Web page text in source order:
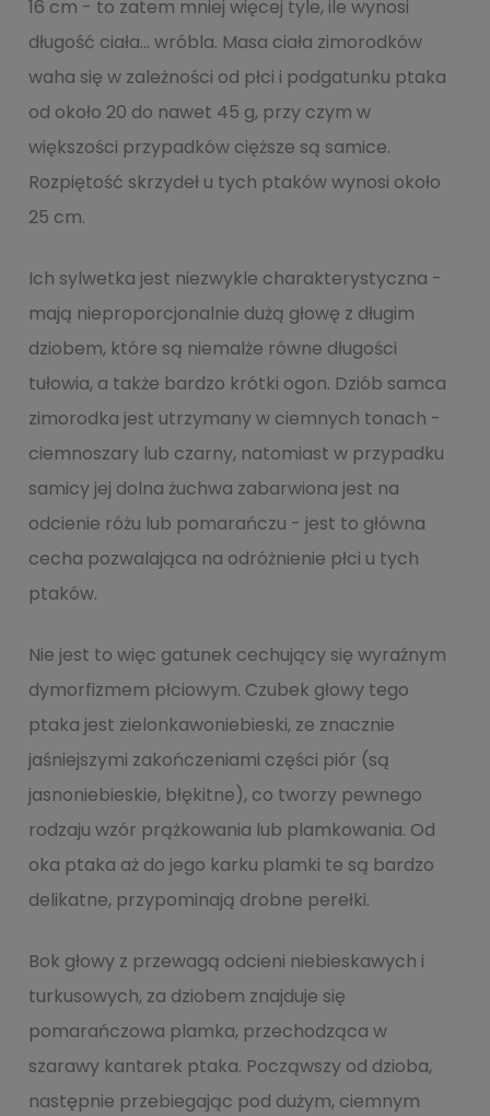
16 cm - to zatem mniej więcej tyle, ile wynosi
długość ciała… wróbla. Masa ciała zimorodków
waha się w zależności od płci i podgatunku ptaka
od około 20 do nawet 45 g, przy czym w
większości przypadków cięższe są samice.
Rozpiętość skrzydeł u tych ptaków wynosi około
25 cm.
Ich sylwetka jest niezwykle charakterystyczna -
mają nieproporcjonalnie dużą głowę z długim
dziobem, które są niemalże równe długości
tułowia, a także bardzo krótki ogon. Dziób samca
zimorodka jest utrzymany w ciemnych tonach -
ciemnoszary lub czarny, natomiast w przypadku
samicy jej dolna żuchwa zabarwiona jest na
odcienie różu lub pomarańczu - jest to główna
cecha pozwalająca na odróżnienie płci u tych
ptaków.
Nie jest to więc gatunek cechujący się wyraźnym
dymorfizmem płciowym. Czubek głowy tego
ptaka jest zielonkawoniebieski, ze znacznie
jaśniejszymi zakończeniami części piór (są
jasnoniebieskie, błękitne), co tworzy pewnego
rodzaju wzór prążkowania lub plamkowania. Od
oka ptaka aż do jego karku plamki te są bardzo
delikatne, przypominają drobne perełki.
Bok głowy z przewagą odcieni niebieskawych i
turkusowych, za dziobem znajduje się
pomarańczowa plamka, przechodząca w
szarawy kantarek ptaka. Począwszy od dzioba,
następnie przebiegając pod dużym, ciemnym